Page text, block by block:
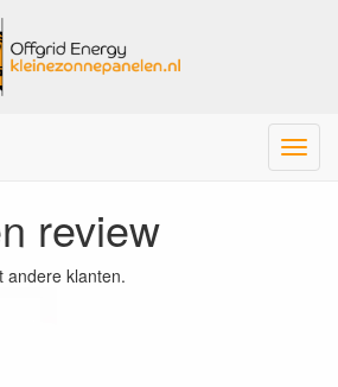
Menu
review
andere klanten.